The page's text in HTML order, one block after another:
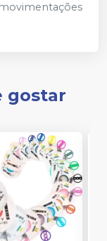
gostar